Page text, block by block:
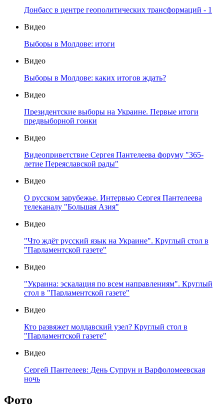
Донбасс в центре геополитических трансформаций - 1
Видео
Выборы в Молдове: итоги
Видео
Выборы в Молдове: каких итогов ждать?
Видео
Президентские выборы на Украине. Первые итоги
предвыборной гонки
Видео
Видеоприветствие Сергея Пантелеева форуму "365-
летие Переяславской рады"
Видео
О русском зарубежье. Интервью Сергея Пантелеева
телеканалу "Большая Азия"
Видео
"Что ждёт русский язык на Украине". Круглый стол в
"Парламентской газете"
Видео
"Украина: эскалация по всем направлениям". Круглый
стол в "Парламентской газете"
Видео
Кто развяжет молдавский узел? Круглый стол в
"Парламентской газете"
Видео
Сергей Пантелеев: День Супрун и Варфоломеевская
ночь
Фото